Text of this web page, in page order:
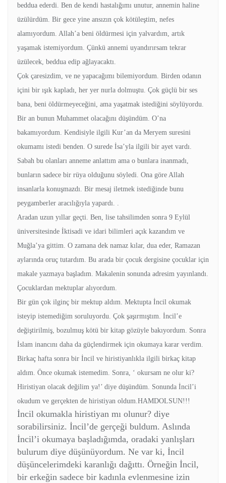
beddua ederdi. Ben de kendi hastalığımı unutur, annemin haline
üzülürdüm. Bir gece yine ansızın çok kötüleştim, nefes
alamıyordum. Allah’a beni öldürmesi için yalvardım, artık
yaşamak istemiyordum. Çünkü annemi uyandırırsam tekrar
üzülecek, beddua edip ağlayacaktı.
Çok çaresizdim, ve ne yapacağımı bilemiyordum. Birden odanın
içini bir ışık kapladı, her yer nurla dolmuştu. Çok güçlü bir ses
bana, beni öldürmeyeceğini, ama yaşatmak istediğini söylüyordu.
Bir an bunun Muhammet olacağını düşündüm. O’na
bakamıyordum. Kendisiyle ilgili Kur’an da Meryem suresini
okumamı istedi benden. O surede İsa’yla ilgili bir ayet vardı.
Sabah bu olanları anneme anlattım ama o bunlara inanmadı,
bunların sadece bir rüya olduğunu söyledi. Ona göre Allah
insanlarla konuşmazdı. Bir mesaj iletmek istediğinde bunu
peygamberler aracılığıyla yapardı. .
Aradan uzun yıllar geçti. Ben, lise tahsilimden sonra 9 Eylül
üniversitesinde İktisadi ve idari bilimleri açık kazandım ve
Muğla’ya gittim. O zamana dek namaz kılar, dua eder, Ramazan
aylarında oruç tutardım. Bu arada bir çocuk dergisine çocuklar için
makale yazmaya başladım. Makalenin sonunda adresim yayınlandı.
Çocuklardan mektuplar alıyordum.
Bir gün çok ilginç bir mektup aldım. Mektupta İncil okumak
isteyip istemediğim soruluyordu. Çok şaşırmıştım. İncil’e
değiştirilmiş, bozulmuş kötü bir kitap gözüyle bakıyordum. Sonra
İslam inancını daha da güçlendirmek için okumaya karar verdim.
Birkaç hafta sonra bir İncil ve hiristiyanlıkla ilgili birkaç kitap
aldım. Önce okumak istemedim. Sonra, ‘ okursam ne olur ki?
Hiristiyan olacak değilim ya!’ diye düşündüm. Sonunda İncil’i
okudum ve gerçekten de hiristiyan oldum.HAMDOLSUN!!!
İncil okumakla hiristiyan mı olunur? diye
sorabilirsiniz. İncil’de gerçeği buldum. Aslında
İncil’i okumaya başladığımda, oradaki yanlışları
bulurum diye düşünüyordum. Ne var ki, İncil
düşüncelerimdeki karanlığı dağıttı. Örneğin İncil,
bir erkeğin sadece bir kadınla evlenmesine izin